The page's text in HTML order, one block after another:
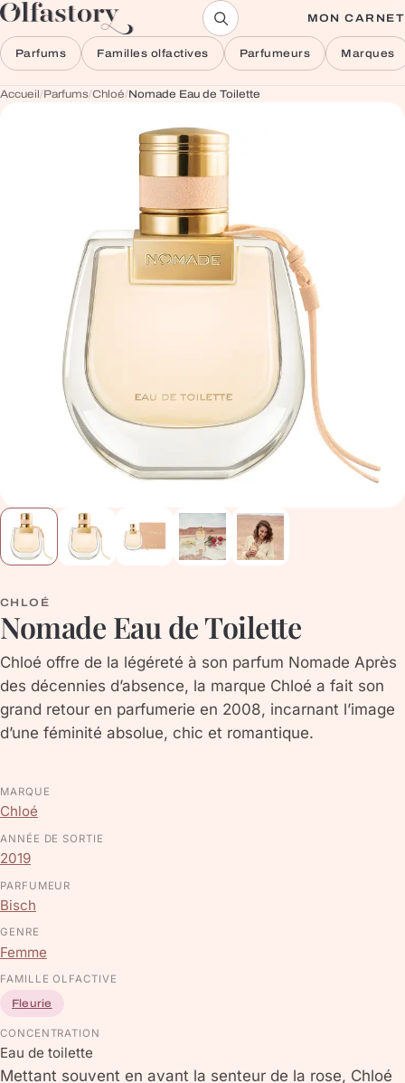
Aller au contenu MON CARNET
Parfums Familles olfactives Parfumeurs Marques
Accueil/Parfums/Chloé/Nomade Eau de Toilette
CHLOÉ
Nomade Eau de Toilette
Chloé offre de la légéreté à son parfum Nomade Après
des décennies d’absence, la marque Chloé a fait son
grand retour en parfumerie en 2008, incarnant l’image
d’une féminité absolue, chic et romantique.
MARQUE
Chloé
ANNÉE DE SORTIE
2019
PARFUMEUR
Bisch
GENRE
Femme
FAMILLE OLFACTIVE
Fleurie
CONCENTRATION
Eau de toilette
Mettant souvent en avant la senteur de la rose, Chloé